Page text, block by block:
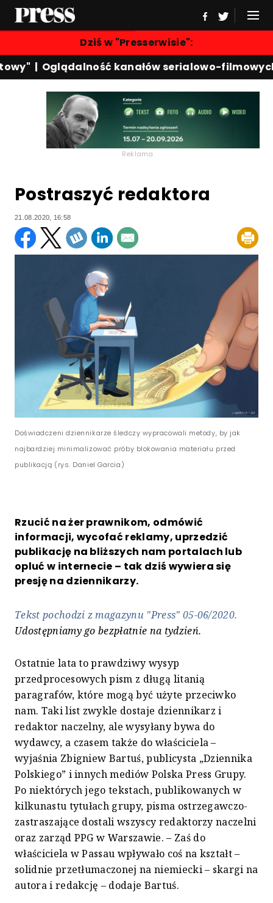
Dziś w "Presserwisie":
|Oglądalność kanałów serialowo-filmowych|
Reklama
Postraszyć redaktora
21.08.2020, 16:58
Doświadczeni dziennikarze śledczy wypracowali metody, by jak
najbardziej minimalizować próby blokowania materiału przed
publikacją (rys. Daniel Garcia)
Rzucić na żer prawnikom, odmówić
informacji, wycofać reklamy, uprzedzić
publikację na bliższych nam portalach lub
opluć w internecie – tak dziś wywiera się
presję na dziennikarzy.
Tekst pochodzi z magazynu "Press" 05-06/2020.
Udostępniamy go bezpłatnie na tydzień.
Ostatnie lata to prawdziwy wysyp
przedprocesowych pism z długą litanią
paragrafów, które mogą być użyte przeciwko
nam. Taki list zwykle dostaje dziennikarz i
redaktor naczelny, ale wysyłany bywa do
wydawcy, a czasem także do właściciela –
wyjaśnia Zbigniew Bartuś, publicysta „Dziennika
Polskiego” i innych mediów Polska Press Grupy.
Po niektórych jego tekstach, publikowanych w
kilkunastu tytułach grupy, pisma ostrzegawczo-
zastraszające dostali wszyscy redaktorzy naczelni
oraz zarząd PPG w Warszawie. – Zaś do
właściciela w Passau wpływało coś na kształt –
solidnie przetłumaczonej na niemiecki – skargi na
autora i redakcję – dodaje Bartuś.